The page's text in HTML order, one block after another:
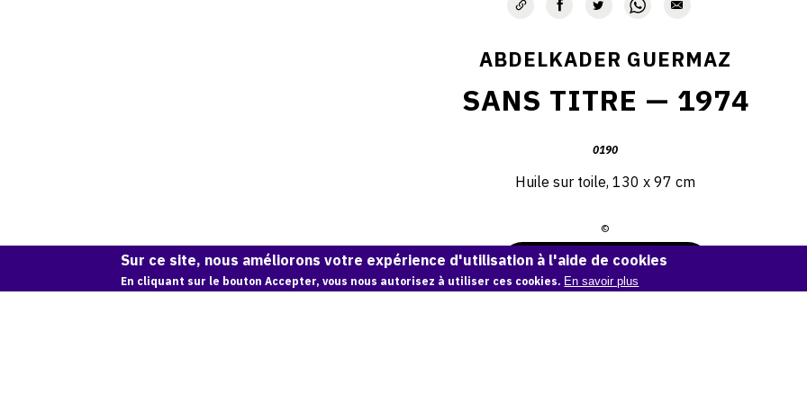
ABDELKADER GUERMAZ
SANS TITRE — 1974
0190
Huile sur toile, 130 x 97 cm
©
Demande d'information
Sur ce site, nous améliorons votre expérience d'utilisation à l'aide de cookies
En cliquant sur le bouton Accepter, vous nous autorisez à utiliser ces cookies. En savoir plus